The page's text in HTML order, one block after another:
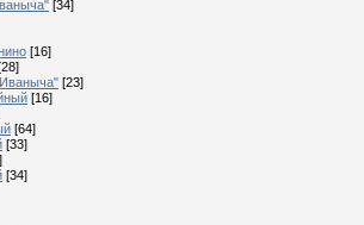
[34]
[16]
[23]
[16]
[64]
[33]
[34]